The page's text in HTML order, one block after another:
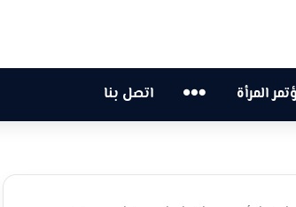
المرأة … اتصل بنا